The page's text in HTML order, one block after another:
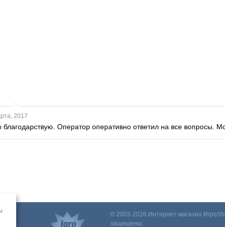
2017
благодарствую. Оператор оперативно ответил на все вопросы.
© 2003-2026 Интернет-магазин
защищены.